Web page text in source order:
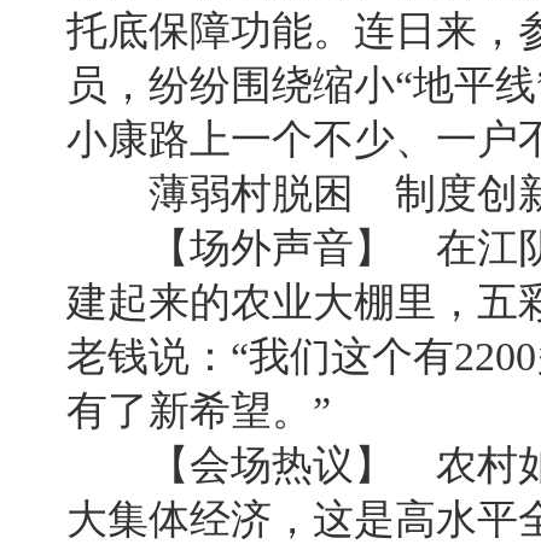
托底保障功能。连日来，
员，纷纷围绕缩小“地平
小康路上一个不少、一户
薄弱村脱困 制度创新
【场外声音】 在江阴
建起来的农业大棚里，五
老钱说：“我们这个有
有了新希望。”
【会场热议】 农村如
大集体经济，这是高水平